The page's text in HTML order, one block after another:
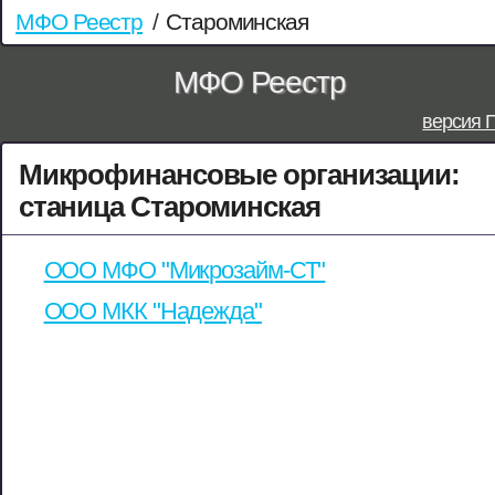
МФО Реестр / Староминская
МФО Реестр
версия
Микрофинансовые организации:
станица Староминская
ООО МФО "Микрозайм-СТ"
ООО МКК "Надежда"